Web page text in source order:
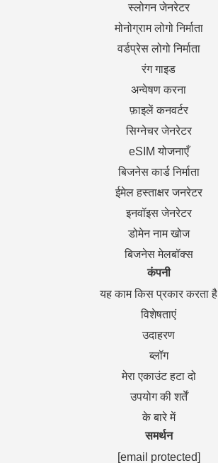
स्लोगन जेनरेटर
मोनोग्राम लोगो निर्माता
वर्डप्रेस लोगो निर्माता
रंग गाइड
अन्वेषण करना
फ़ाइलें कनवर्टर
सिग्नेचर जेनरेटर
eSIM योजनाएँ
बिजनेस कार्ड निर्माता
ईमेल हस्ताक्षर जनरेटर
इनवॉइस जेनरेटर
डोमेन नाम खोज
बिजनेस मेलबॉक्स
कंपनी
यह काम किस प्रकार करता है
विशेषताएं
उदाहरण
ब्लॉग
मेरा एकाउंट हटा दो
उपयोग की शर्तें
के बारे में
समर्थन
[email protected]